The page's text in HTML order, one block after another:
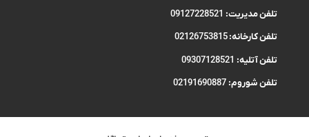
تلفن مدیریت: 09127228521
تلفن کارخانه:02126753815
تلفن آتلیه: 09307128521
تلفن شوروم: 02191690887